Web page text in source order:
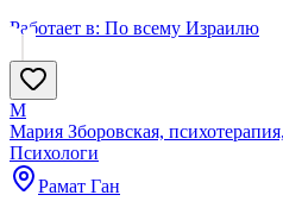
Работает в: По всему Израилю
М
Мария Зборовская,
Психологи
Рамат Ган